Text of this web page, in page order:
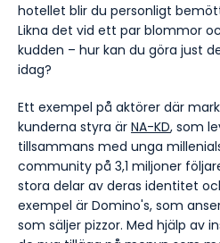
hotellet blir du personligt
Likna det vid ett par blommor
kudden – hur kan du göra just
idag?
Ett exempel på aktörer där
kunderna styra är NA-KD, som
tillsammans med unga
community på 3,1 miljoner
stora delar av deras identitet
exempel är Domino's, som
som säljer pizzor. Med hjälp av